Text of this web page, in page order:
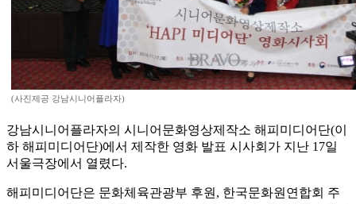
(사진제공 강남시니어플라자)
강남시니어플라자의 시니어문화영상제작소 해피미디어단(이
하 해피미디어단)에서 제작한 영화 발표 시사회가 지난 17일
서울극장에서 열렸다.
해피미디어단은 문화체육관광부 후원, 한국문화원연합회 주